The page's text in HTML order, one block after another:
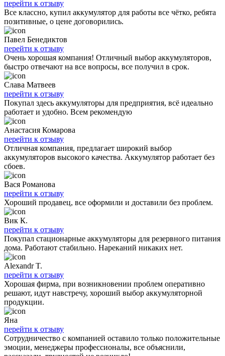
перейти к отзыву
Все классно, купил аккумулятор для работы все чётко, ребята
позитивные, о цене договорились.
Павел Бенедиктов
перейти к отзыву
Очень хорошая компания! Отличный выбор аккумуляторов,
быстро отвечают на все вопросы, все получил в срок.
Слава Матвеев
перейти к отзыву
Покупал здесь аккумуляторы для предприятия, всё идеально
работает и удобно. Всем рекомендую
Анастасия Комарова
перейти к отзыву
Отличная компания, предлагает широкий выбор
аккумуляторов высокого качества. Аккумулятор работает без
сбоев.
Вася Романова
перейти к отзыву
Хороший продавец, все оформили и доставили без проблем.
Вик К.
перейти к отзыву
Покупал стационарные аккумуляторы для резервного питания
дома. Работают стабильно. Нареканий никаких нет.
Alexandr T.
перейти к отзыву
Хорошая фирма, при возникновении проблем оперативно
решают, идут навстречу, хороший выбор аккумуляторной
продукции.
Яна
перейти к отзыву
Сотрудничество с компанией оставило только положительные
эмоции, менеджеры профессионалы, все объяснили,